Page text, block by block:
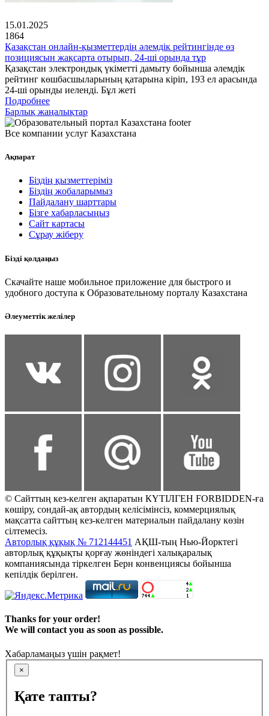
15.01.2025
1864
Қазақстан онлайн-қызметтердің әлемдік рейтингінде өз
позициясын жақсарта отырып, 24-ші орында тұр
Қазақстан электрондық үкіметті дамыту бойынша әлемдік
рейтинг көшбасшыларының қатарына кіріп, 193 ел арасында
24-ші орынды иеленді. Бұл жеті
Подробнее
Барлық жаңалықтар
Все компании услуг Казахстана
Ақпарат
Біздің қызметтеріміз
Біздің жобаларымыз
Пайдалану шарттары
Бізге хабарласыңыз
Сайт картасы
Сұрау жіберу
Бізді қолдаңыз
Скачайте наше мобильное приложение для быстрого и
удобного доступа к Образовательному порталу Казахстана
Әлеуметтік желілер
© Сайттың кез-келген ақпаратын КҮТІЛГЕН FORBIDDEN-ға
көшіру, сондай-ақ автордың келісімінсіз, коммерциялық
мақсатта сайттың кез-келген материалын пайдалану көзін
сілтемесіз.
Авторлық құқық № 712144451 АҚШ-тың Нью-Йорктегі
авторлық құқықты қорғау жөніндегі халықаралық
компаниясында тіркелген Берн конвенциясы бойынша
кепілдік берілген.
Thanks for your order!
We will contact you as soon as possible.
Хабарламаңыз үшін рақмет!
×
Қате тапты?